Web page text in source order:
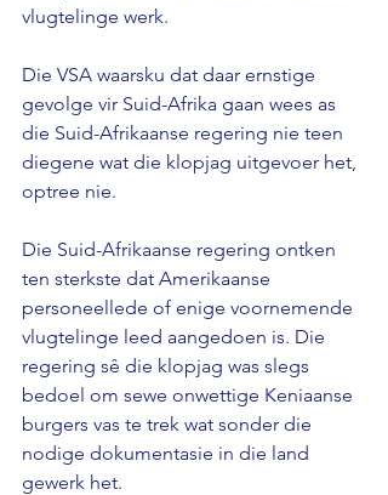
vlugtelinge werk.
Die VSA waarsku dat daar ernstige
gevolge vir Suid-Afrika gaan wees as
die Suid-Afrikaanse regering nie teen
diegene wat die klopjag uitgevoer het,
optree nie.
Die Suid-Afrikaanse regering ontken
ten sterkste dat Amerikaanse
personeellede of enige voornemende
vlugtelinge leed aangedoen is. Die
regering sê die klopjag was slegs
bedoel om sewe onwettige Keniaanse
burgers vas te trek wat sonder die
nodige dokumentasie in die land
gewerk het.